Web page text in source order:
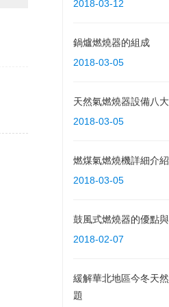
2018-03-12
鍋爐燃燒器的組成
2018-03-05
天然氣燃燒器設備八
2018-03-05
燃煤氣燃燒機詳細介
2018-03-05
鼓風式燃燒器的優點
2018-02-07
緩解華北地區今冬天
題